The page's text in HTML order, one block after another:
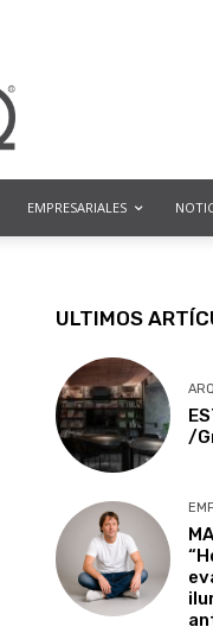
EMPRESARIALES
ULTIMOS
/